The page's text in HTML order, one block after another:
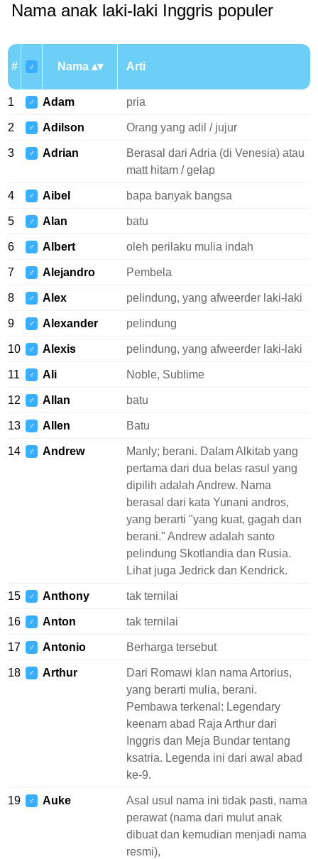
Nama anak laki-laki Inggris populer
# ♂ Nama Arti
1 ♂ Adam pria
2 ♂ Adilson Orang yang adil / jujur
3 ♂ Adrian
Berasal dari Adria (di Venesia) atau
matt hitam / gelap
4 ♂ Aibel bapa banyak bangsa
5 ♂ Alan batu
6 ♂ Albert oleh perilaku mulia indah
7 ♂ Alejandro Pembela
8 ♂ Alex pelindung, yang afweerder laki-laki
9 ♂ Alexander pelindung
10 ♂ Alexis pelindung, yang afweerder laki-laki
11 ♂ Ali Noble, Sublime
12 ♂ Allan batu
13 ♂ Allen Batu
14 ♂ Andrew
Manly; berani. Dalam Alkitab yang
pertama dari dua belas rasul yang
dipilih adalah Andrew. Nama
berasal dari kata Yunani andros,
yang berarti "yang kuat, gagah dan
berani." Andrew adalah santo
pelindung Skotlandia dan Rusia.
Lihat juga Jedrick dan Kendrick.
15 ♂ Anthony tak ternilai
16 ♂ Anton tak ternilai
17 ♂ Antonio Berharga tersebut
18 ♂ Arthur
Dari Romawi klan nama Artorius,
yang berarti mulia, berani.
Pembawa terkenal: Legendary
keenam abad Raja Arthur dari
Inggris dan Meja Bundar tentang
ksatria. Legenda ini dari awal abad
ke-9.
19 ♂ Auke
Asal usul nama ini tidak pasti, nama
perawat (nama dari mulut anak
dibuat dan kemudian menjadi nama
resmi),